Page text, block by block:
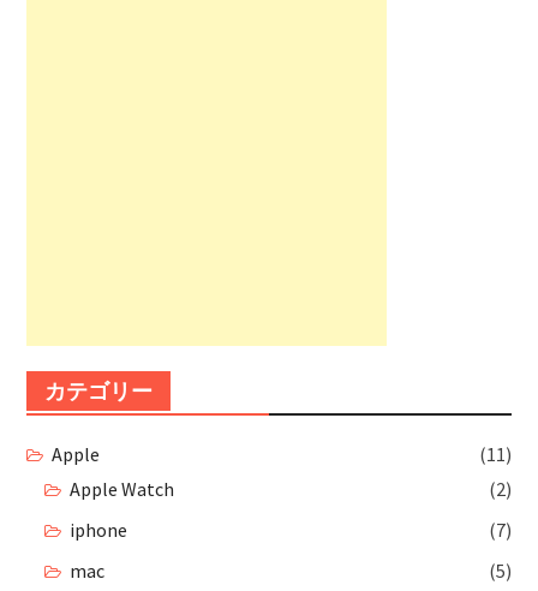
カテゴリー
Apple
(11)
Apple Watch
(2)
iphone
(7)
mac
(5)